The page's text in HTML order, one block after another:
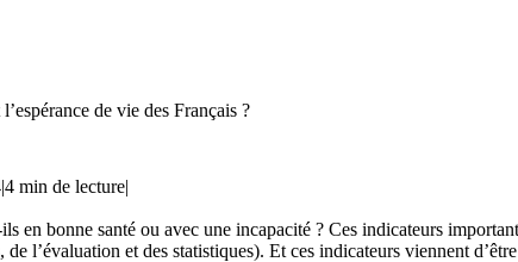
de vie des Français ?
|4 min de lecture|
en bonne santé ou avec une incapacité ? Ces indicateurs
l’évaluation et des statistiques). Et ces indicateurs viennent